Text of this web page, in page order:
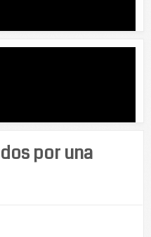
por una